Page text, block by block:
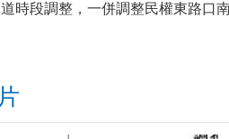
時段調整，一併調整民權東路口